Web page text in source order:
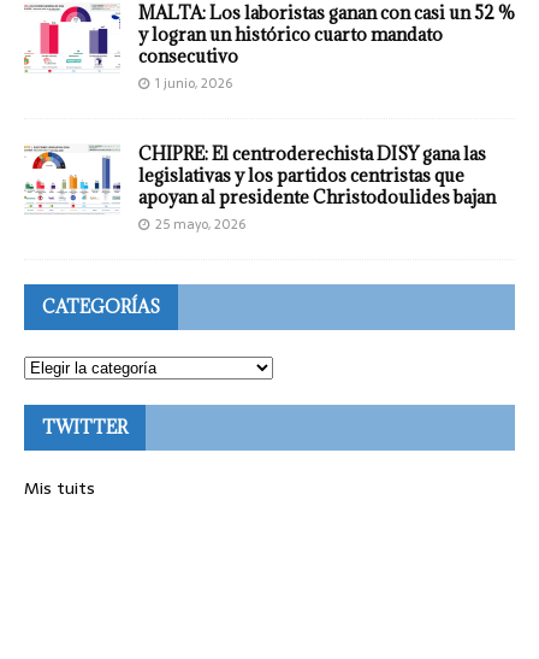
MALTA: Los laboristas ganan con casi un 52 %
y logran un histórico cuarto mandato
consecutivo
1 junio, 2026
CHIPRE: El centroderechista DISY gana las
legislativas y los partidos centristas que
apoyan al presidente Christodoulides bajan
25 mayo, 2026
CATEGORÍAS
TWITTER
Mis tuits